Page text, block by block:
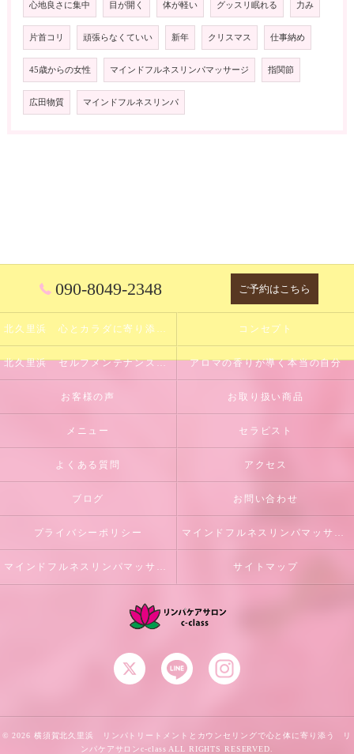
心地良さに集中 目が開く 体が軽い グッスリ眠れる 力み
片首コリ 頑張らなくていい 新年 クリスマス 仕事納め
45歳からの女性 マインドフルネスリンパマッサージ 指関節
広田物質 マインドフルネスリンパ
090-8049-2348 ご予約はこちら
北久里浜 心とカラダに寄り添うサロン コンセプト
北久里浜 セルフメンテナンスのサポート アロマの香りが導く本当の自分
お客様の声 お取り扱い商品
メニュー セラピスト
よくある質問 アクセス
ブログ お問い合わせ
プライバシーポリシー マインドフルネスリンパマッサージとは
マインドフルネスリンパマッサージ初回体験のご案内 サイトマップ
© 2026 横須賀北久里浜 リンパトリートメントとカウンセリングで心と体に寄り添う リ
ンパケアサロンc-class ALL RIGHTS RESERVED.